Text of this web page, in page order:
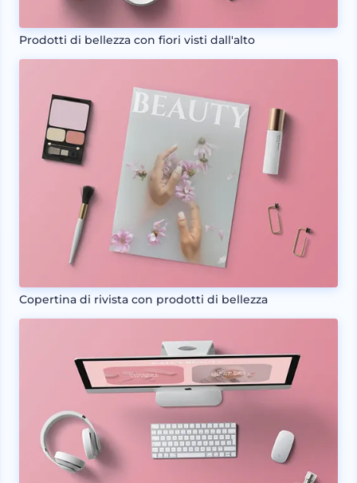
Prodotti di bellezza con fiori visti dall'alto
Copertina di rivista con prodotti di bellezza